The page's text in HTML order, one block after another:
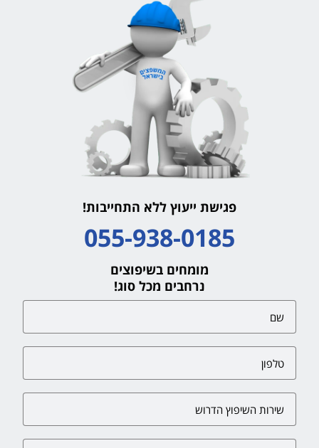
פגישת ייעוץ ללא התחייבות!
055-938-0185
מומחים בשיפוצים
נרחבים מכל סוג!